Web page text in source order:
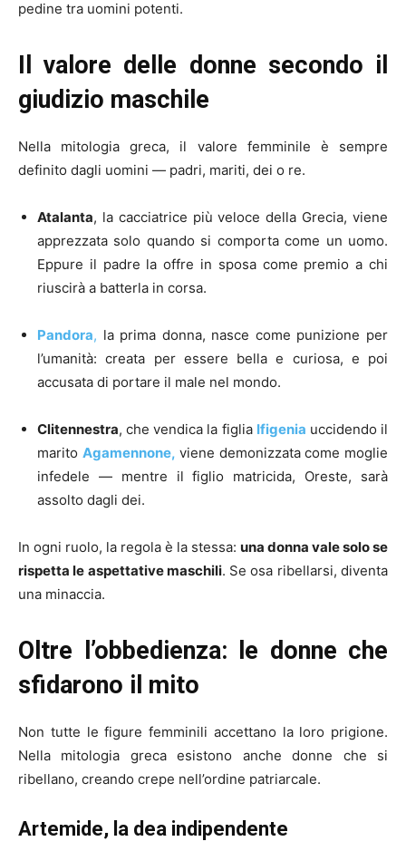
pedine tra uomini potenti.
Il valore delle donne secondo il
giudizio maschile
Nella mitologia greca, il valore femminile è sempre
definito dagli uomini — padri, mariti, dei o re.
Atalanta, la cacciatrice più veloce della Grecia, viene
apprezzata solo quando si comporta come un uomo.
Eppure il padre la offre in sposa come premio a chi
riuscirà a batterla in corsa.
Pandora, la prima donna, nasce come punizione per
l’umanità: creata per essere bella e curiosa, e poi
accusata di portare il male nel mondo.
Clitennestra, che vendica la figlia Ifigenia uccidendo il
marito Agamennone, viene demonizzata come moglie
infedele — mentre il figlio matricida, Oreste, sarà
assolto dagli dei.
In ogni ruolo, la regola è la stessa: una donna vale solo se
rispetta le aspettative maschili. Se osa ribellarsi, diventa
una minaccia.
Oltre l’obbedienza: le donne che
sfidarono il mito
Non tutte le figure femminili accettano la loro prigione.
Nella mitologia greca esistono anche donne che si
ribellano, creando crepe nell’ordine patriarcale.
Artemide, la dea indipendente